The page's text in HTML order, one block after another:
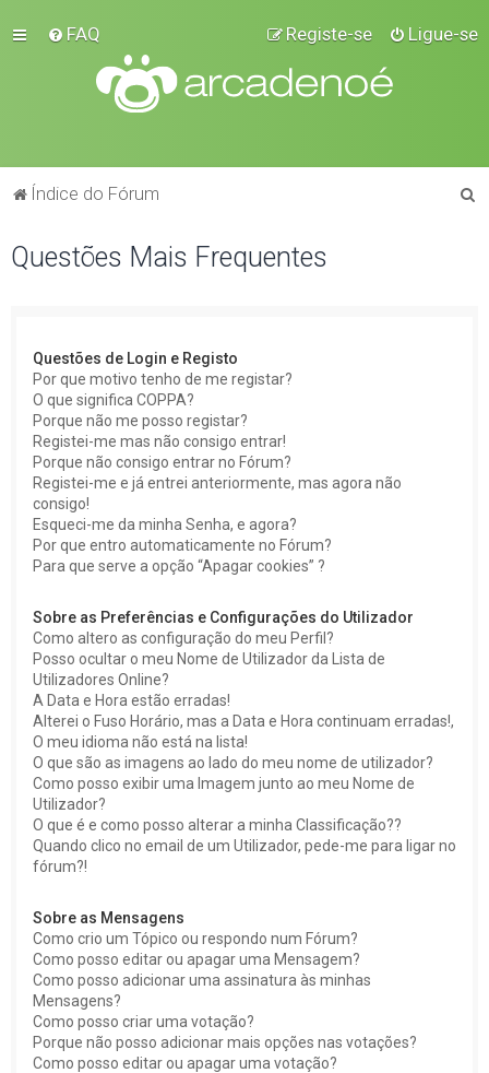
FAQ Ligue-se
Registe-se
Índice do Fórum
Questões Mais Frequentes
Questões de Login e Registo
Por que motivo tenho de me registar?
O que significa COPPA?
Porque não me posso registar?
Registei-me mas não consigo entrar!
Porque não consigo entrar no Fórum?
Registei-me e já entrei anteriormente, mas agora não
consigo!
Esqueci-me da minha Senha, e agora?
Por que entro automaticamente no Fórum?
Para que serve a opção “Apagar cookies” ?
Sobre as Preferências e Configurações do Utilizador
Como altero as configuração do meu Perfil?
Posso ocultar o meu Nome de Utilizador da Lista de
Utilizadores Online?
A Data e Hora estão erradas!
Alterei o Fuso Horário, mas a Data e Hora continuam erradas!,
O meu idioma não está na lista!
O que são as imagens ao lado do meu nome de utilizador?
Como posso exibir uma Imagem junto ao meu Nome de
Utilizador?
O que é e como posso alterar a minha Classificação??
Quando clico no email de um Utilizador, pede-me para ligar no
fórum?!
Sobre as Mensagens
Como crio um Tópico ou respondo num Fórum?
Como posso editar ou apagar uma Mensagem?
Como posso adicionar uma assinatura às minhas
Mensagens?
Como posso criar uma votação?
Porque não posso adicionar mais opções nas votações?
Como posso editar ou apagar uma votação?